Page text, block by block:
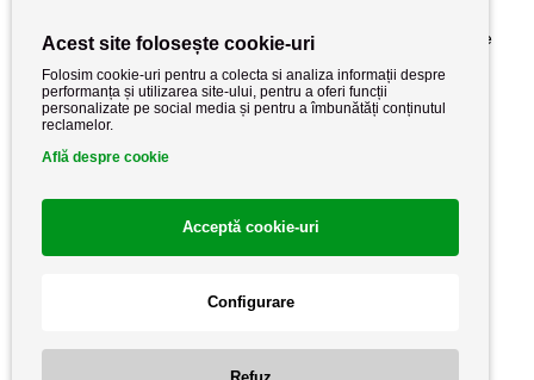
Despre noi
Stiri si noutati
Politica de cookie
Politica de confidențialitate
Politica de retur
Termeni si conditii
Acest site folosește cookie-uri
Folosim cookie-uri pentru a colecta si analiza informații despre
performanța și utilizarea site-ului, pentru a oferi funcții
personalizate pe social media și pentru a îmbunătăți conținutul
reclamelor.
Află despre cookie
Acceptă cookie-uri
Configurare